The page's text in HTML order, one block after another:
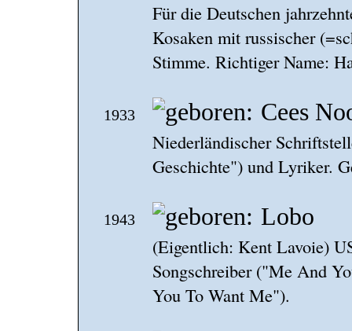
Für die Deutschen
Kosaken mit russischer
Stimme. Richtiger Name:
1933 Cees
Niederländischer
Geschichte") und Lyriker.
1943 Lobo
(Eigentlich: Kent Lavoie)
Songschreiber ("Me And
You To Want Me").